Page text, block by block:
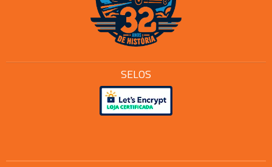
SELOS